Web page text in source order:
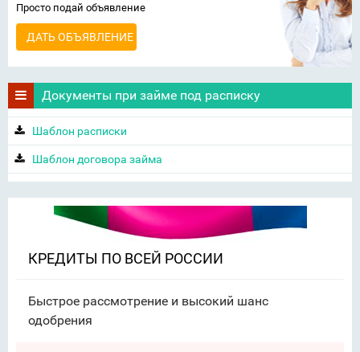
Просто подай объявление
ДАТЬ ОБЪЯВЛЕНИЕ
Документы при займе под расписку
Шаблон расписки
Шаблон договора займа
КРЕДИТЫ ПО ВСЕЙ РОССИИ
Быстрое рассмотрение и высокий шанс
одобрения